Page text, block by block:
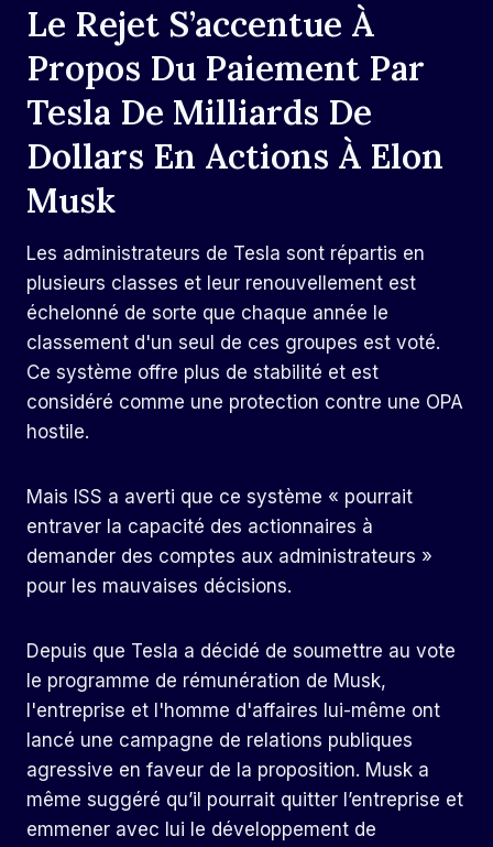
Le Rejet S’accentue À
Propos Du Paiement Par
Tesla De Milliards De
Dollars En Actions À Elon
Musk
Les administrateurs de Tesla sont répartis en
plusieurs classes et leur renouvellement est
échelonné de sorte que chaque année le
classement d'un seul de ces groupes est voté.
Ce système offre plus de stabilité et est
considéré comme une protection contre une OPA
hostile.
Mais ISS a averti que ce système « pourrait
entraver la capacité des actionnaires à
demander des comptes aux administrateurs »
pour les mauvaises décisions.
Depuis que Tesla a décidé de soumettre au vote
le programme de rémunération de Musk,
l'entreprise et l'homme d'affaires lui-même ont
lancé une campagne de relations publiques
agressive en faveur de la proposition. Musk a
même suggéré qu’il pourrait quitter l’entreprise et
emmener avec lui le développement de